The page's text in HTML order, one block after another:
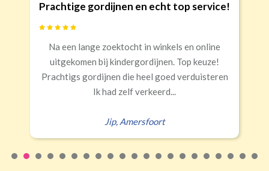
(wave plooi)
Roede
(tunnel)
Half verduisterend Volledige verduisterend
€34,95 per stuk
en echt top service!
in winkels en online
Top keuze!
die heel goed verduisteren
Goede
Snelle levering,